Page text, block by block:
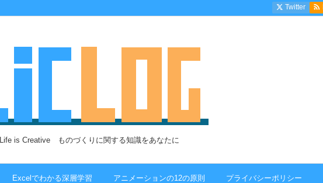
Life is Creative ものづくりに関する知識をあなたに
Excelでわかる深層学習 アニメーションの12の原則 プライバシーポリシー
Twitter 